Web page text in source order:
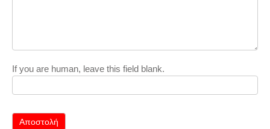
If you are human, leave this field blank.
Αποστολή